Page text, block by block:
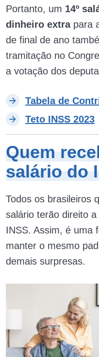
Portanto, um 14º
dinheiro extrapara
de final de ano
tramitação no
a votação dos
Tabela de
Teto INSS 2023
Quem
salário do
Todos os brasileiros
salário terão direito
INSS. Assim, é uma
manter o mesmo
demais surpresas.